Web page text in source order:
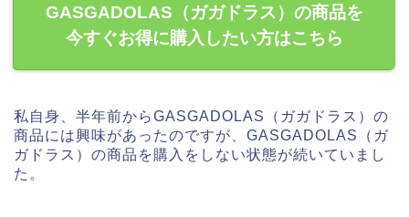
GASGADOLAS（ガガドラス）の商品を
今すぐお得に購入したい方はこちら
私自身、半年前からGASGADOLAS（ガガドラス）の
商品には興味があったのですが、GASGADOLAS（ガ
ガドラス）の商品を購入をしない状態が続いていまし
た。